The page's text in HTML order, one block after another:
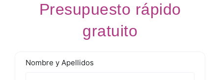
Presupuesto rápido
gratuito